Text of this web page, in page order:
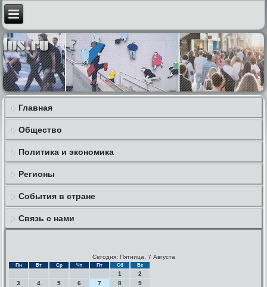
Главная
Общество
Политика и экономика
Регионы
События в стране
Связь с нами
Сегодня: Пятница, 7 Августа
Пн Вт Ср Чт Пт Сб Вс
1
2
3
4 5 6 7 8
9